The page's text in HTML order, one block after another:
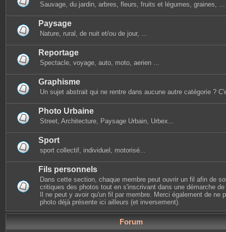
Sauvage, du jardin, arbres, fleurs, fruits et légumes, graines, ...
Paysage
Nature, rural, de nuit et/ou de jour, ...
Reportage
Spectacle, voyage, auto, moto, aerien ...
Graphisme
Un sujet abstrait qui ne rentre dans aucune autre catégorie ?
Photo Urbaine
Street, Architecture, Paysage Urbain, Urbex...
Sport
sport collectif, individuel, motorisé...
Fils personnels
Dans cette section, chaque membre peut ouvrir un fil afin de
critiques des photos tout en s'inscrivant dans une démarche
Il ne peut y avoir qu'un fil par membre. Merci également de ne
photo déjà présente ici ailleurs (et inversement).
Forum